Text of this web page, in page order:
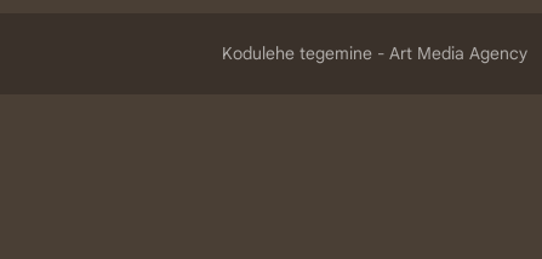
Kodulehe tegemine - Art Media Agency